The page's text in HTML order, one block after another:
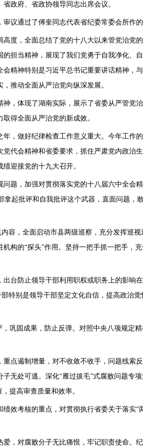
政府、省政协领导同志出席会议。
议通过了傅奎同志代表省纪委常委会所
度，全面总结了党的十八大以来管党治党
担当精神，展现了我们党勇于自我净化、
精神特别是习近平总书记重要讲话精神
推动全面从严治党向纵深发展。
，体现了湖南实际，展示了省委从严管党
得全面从严治党的新成效。
，做好纪律检查工作意义重大。今年工
代会精神和省委要求，抓住严肃党内政治
迎接党的十九大召开。
题，加强对贯彻落实党的十八届六中全会
起批评和自我批评这个武器，直面问题
容，全面启动市县两级巡察，充分发挥巡
构的“探头”作用。坚持一把手抓一把手，
台防止领导干部利用职权或职务上的影响
特别是领导干部坚定文化自信，提高政治
巩固成果，防止反弹。对照中央八项规定
点遏制增量，对不收敛不收手，问题线索
无处可逃。深化“雁过拔毛”式腐败问题专
提高审查质量和效率。
效考核的重点，对贯彻执行省委关于落实
，对腐败分子无比痛恨，牢记职责使命。